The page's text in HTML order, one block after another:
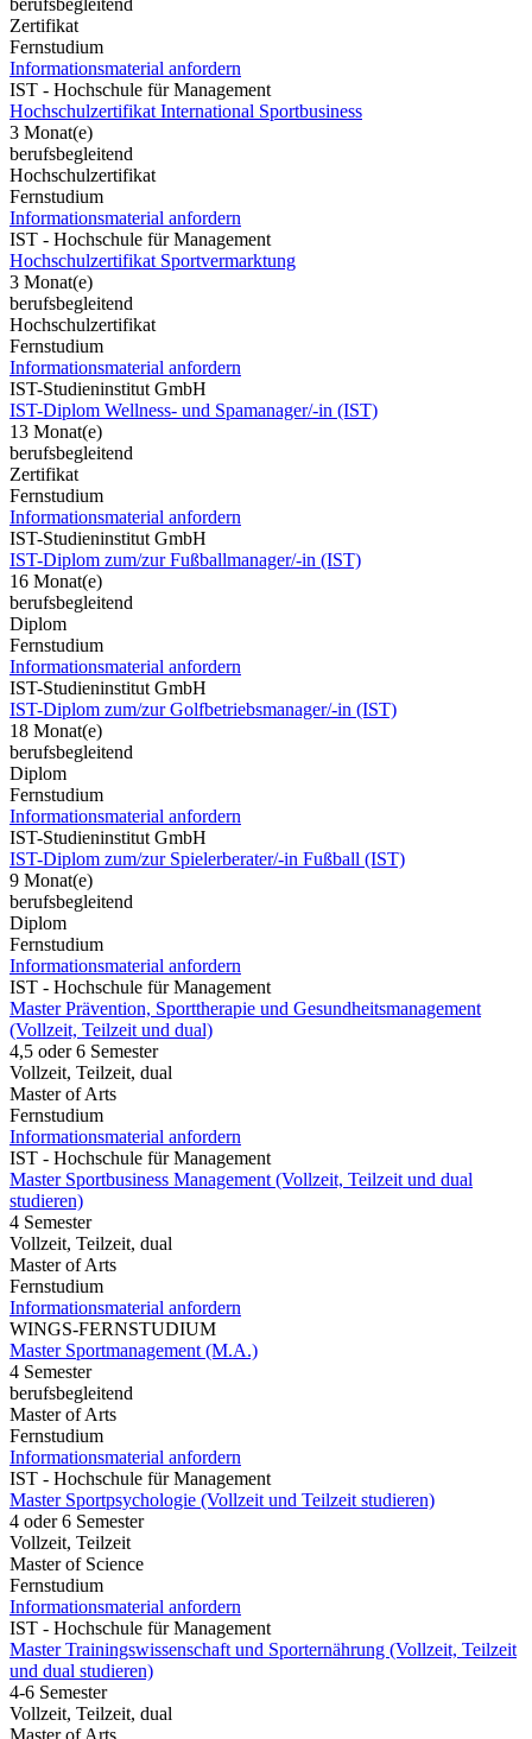
berufsbegleitend
Zertifikat
Fernstudium
Informationsmaterial anfordern
IST - Hochschule für Management
Hochschulzertifikat International Sportbusiness
3 Monat(e)
berufsbegleitend
Hochschulzertifikat
Fernstudium
Informationsmaterial anfordern
IST - Hochschule für Management
Hochschulzertifikat Sportvermarktung
3 Monat(e)
berufsbegleitend
Hochschulzertifikat
Fernstudium
Informationsmaterial anfordern
IST-Studieninstitut GmbH
IST-Diplom Wellness- und Spamanager/-in (IST)
13 Monat(e)
berufsbegleitend
Zertifikat
Fernstudium
Informationsmaterial anfordern
IST-Studieninstitut GmbH
IST-Diplom zum/zur Fußballmanager/-in (IST)
16 Monat(e)
berufsbegleitend
Diplom
Fernstudium
Informationsmaterial anfordern
IST-Studieninstitut GmbH
IST-Diplom zum/zur Golfbetriebsmanager/-in (IST)
18 Monat(e)
berufsbegleitend
Diplom
Fernstudium
Informationsmaterial anfordern
IST-Studieninstitut GmbH
IST-Diplom zum/zur Spielerberater/-in Fußball (IST)
9 Monat(e)
berufsbegleitend
Diplom
Fernstudium
Informationsmaterial anfordern
IST - Hochschule für Management
Master Prävention, Sporttherapie und Gesundheitsmanagement
(Vollzeit, Teilzeit und dual)
4,5 oder 6 Semester
Vollzeit, Teilzeit, dual
Master of Arts
Fernstudium
Informationsmaterial anfordern
IST - Hochschule für Management
Master Sportbusiness Management (Vollzeit, Teilzeit und dual
studieren)
4 Semester
Vollzeit, Teilzeit, dual
Master of Arts
Fernstudium
Informationsmaterial anfordern
WINGS-FERNSTUDIUM
Master Sportmanagement (M.A.)
4 Semester
berufsbegleitend
Master of Arts
Fernstudium
Informationsmaterial anfordern
IST - Hochschule für Management
Master Sportpsychologie (Vollzeit und Teilzeit studieren)
4 oder 6 Semester
Vollzeit, Teilzeit
Master of Science
Fernstudium
Informationsmaterial anfordern
IST - Hochschule für Management
Master Trainingswissenschaft und Sporternährung (Vollzeit, Teilzeit
und dual studieren)
4-6 Semester
Vollzeit, Teilzeit, dual
Master of Arts